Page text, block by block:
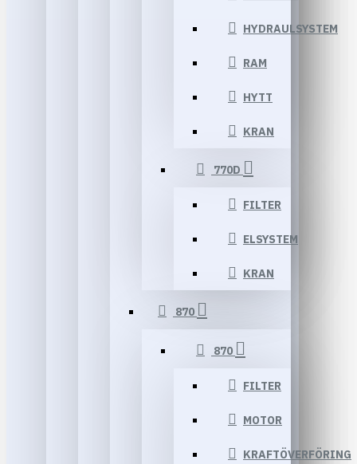
HYDRAULSYSTEM
RAM
HYTT
KRAN
770D
FILTER
ELSYSTEM
KRAN
870
870
FILTER
MOTOR
KRAFTÖVERFÖRING